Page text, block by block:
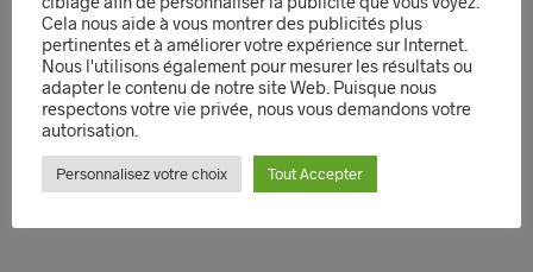
Coconut Curling Cream
25oz Cantu Shea Butter
Natural Hair
18,99€
AJOUTER AU PANIER
Creme Vissage Ambi
Fade Cream 2oz
12,99€
LIRE LA SUITE
Cela nous aide à vous montrer des publicités plus
pertinentes et à améliorer votre expérience sur Internet.
Nous l'utilisons également pour mesurer les résultats ou
adapter le contenu de notre site Web. Puisque nous
respectons votre vie privée, nous vous demandons votre
autorisation.
Personnalisez votre choix Tout Accepter